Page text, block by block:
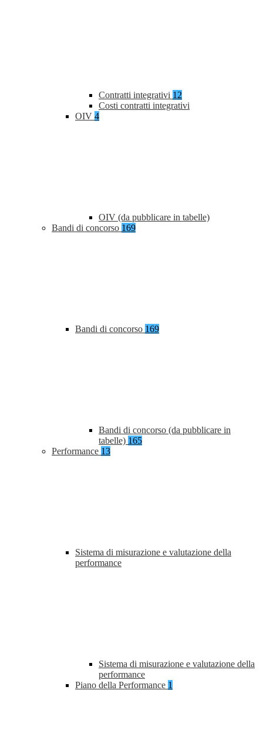
Contratti integrativi 12
Costi contratti integrativi
OIV 4
OIV (da pubblicare in tabelle)
Bandi di concorso 169
Bandi di concorso 169
Bandi di concorso (da pubblicare in
tabelle) 165
Performance 13
Sistema di misurazione e valutazione della
performance
Sistema di misurazione e valutazione della
performance
Piano della Performance 1